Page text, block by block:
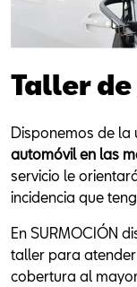
Taller
Disponemos de
automóvil en las
servicio le
incidencia que
En SURMOCIÓN
taller para
cobertura al